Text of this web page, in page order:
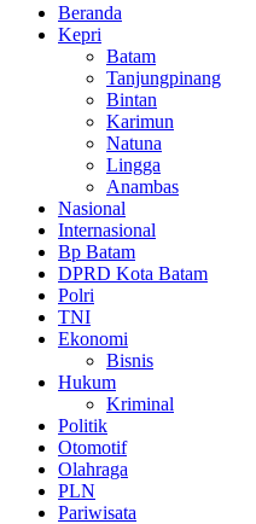
Beranda
Kepri
Batam
Tanjungpinang
Bintan
Karimun
Natuna
Lingga
Anambas
Nasional
Internasional
Bp Batam
DPRD Kota Batam
Polri
TNI
Ekonomi
Bisnis
Hukum
Kriminal
Politik
Otomotif
Olahraga
PLN
Pariwisata